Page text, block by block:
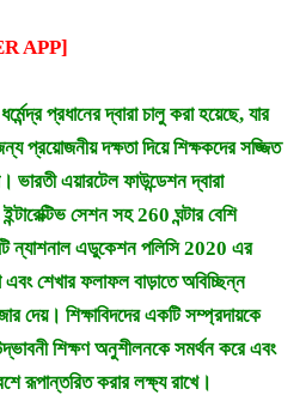
APP]
প্রধানের দ্বারা চালু করা হয়েছে, যার
প্রয়োজনীয় দক্ষতা দিয়ে শিক্ষকদের সজ্জিত
ভারতী এয়ারটেল ফাউন্ডেশন দ্বারা
সেশন সহ 260 ঘন্টার বেশি
ন্যাশনাল এডুকেশন পলিসি 2020 এর
এবং শেখার ফলাফল বাড়াতে অবিচ্ছিন্ন
দেয়। শিক্ষাবিদদের একটি সম্প্রদায়কে
শিক্ষণ অনুশীলনকে সমর্থন করে এবং
রূপান্তরিত করার লক্ষ্য রাখে।